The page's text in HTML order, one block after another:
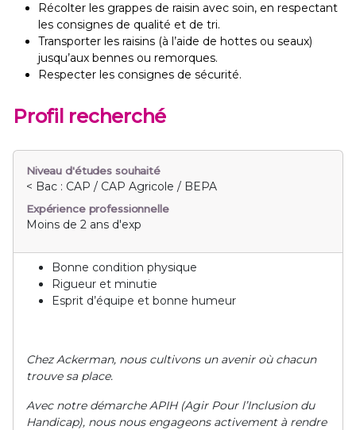
Récolter les grappes de raisin avec soin, en respectant
les consignes de qualité et de tri.
Transporter les raisins (à l’aide de hottes ou seaux)
jusqu’aux bennes ou remorques.
Respecter les consignes de sécurité.
Profil recherché
Niveau d'études souhaité
< Bac : CAP / CAP Agricole / BEPA
Expérience professionnelle
Moins de 2 ans d'exp
Bonne condition physique
Rigueur et minutie
Esprit d’équipe et bonne humeur
Chez Ackerman, nous cultivons un avenir où chacun
trouve sa place.
Avec notre démarche APIH (Agir Pour l’Inclusion du
Handicap), nous nous engageons activement à rendre